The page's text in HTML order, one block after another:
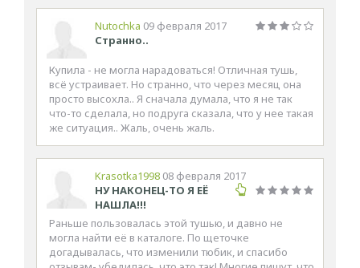
Nutochka 09 февраля 2017
Странно..
Купила - не могла нарадоваться! Отличная тушь,
всё устраивает. Но странно, что через месяц она
просто высохла.. Я сначала думала, что я не так
что-то сделала, но подруга сказала, что у нее такая
же ситуация.. Жаль, очень жаль.
Krasotka1998 08 февраля 2017
НУ НАКОНЕЦ-ТО Я ЕЁ
НАШЛА!!!
Раньше пользовалась этой тушью, и давно не
могла найти её в каталоге. По щеточке
догадывалась, что изменили тюбик, и спасибо